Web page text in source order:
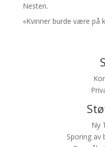
Nesten.
«Kvinner burde være på
Ny
Sporing av